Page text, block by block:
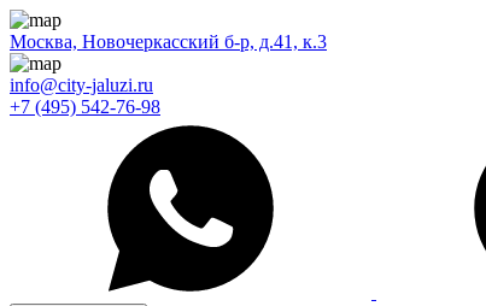
Москва, Новочеркасский б-р, д.41, к.3
info@city-jaluzi.ru
+7 (495) 542-76-98